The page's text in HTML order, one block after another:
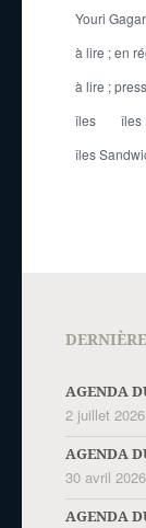
Youri
à lire ; en
à lire ;
îles
îles
îles
AGENDA
2 juillet 2026
AGENDA
30 avril 2026
AGENDA